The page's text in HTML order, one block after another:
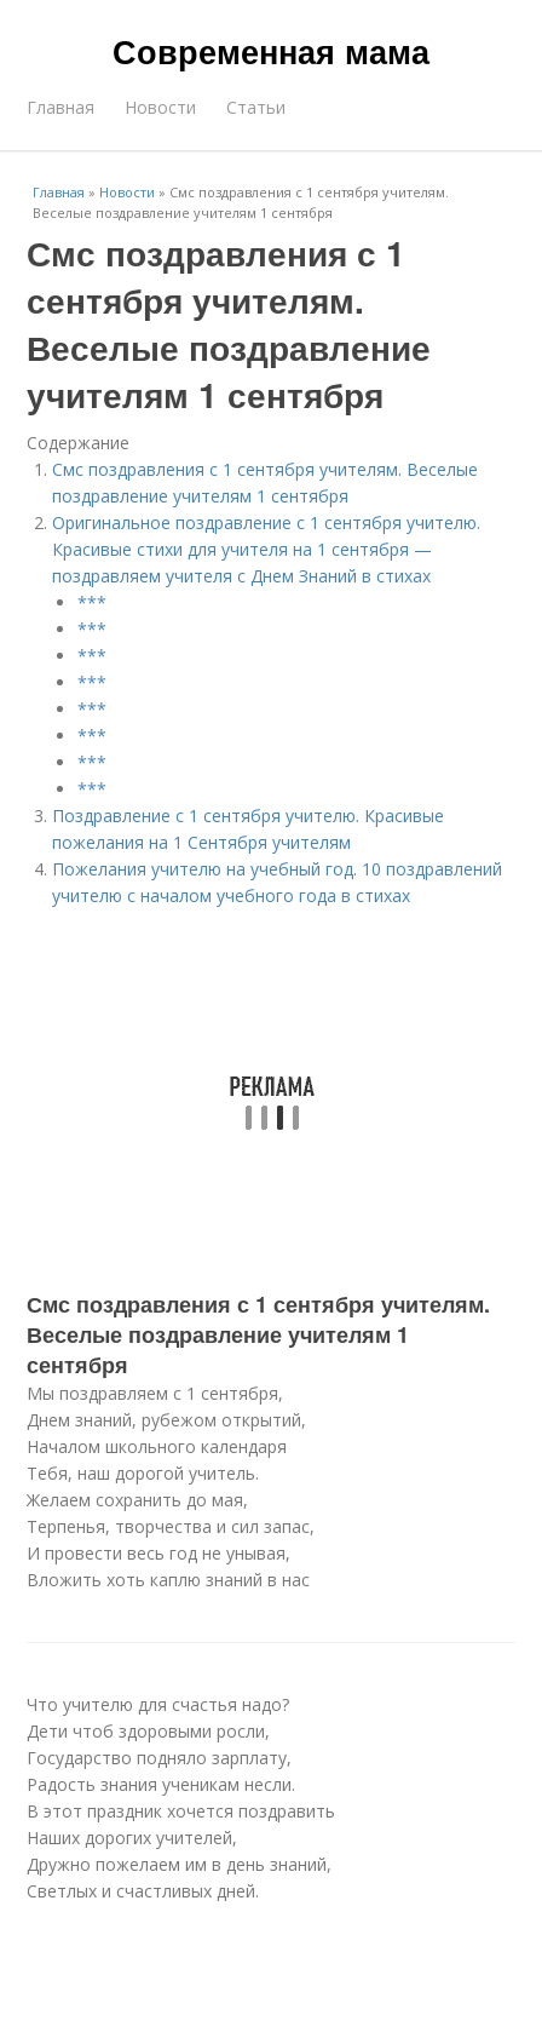
Современная мама
Главная Новости Статьи
Главная » Новости » Смс поздравления с 1 сентября учителям.
Веселые поздравление учителям 1 сентября
Смс поздравления с 1
сентября учителям.
Веселые поздравление
учителям 1 сентября
Содержание
Смс поздравления с 1 сентября учителям. Веселые
поздравление учителям 1 сентября
Оригинальное поздравление с 1 сентября учителю.
Красивые стихи для учителя на 1 сентября —
поздравляем учителя с Днем Знаний в стихах
***
***
***
***
***
***
***
***
Поздравление с 1 сентября учителю. Красивые
пожелания на 1 Сентября учителям
Пожелания учителю на учебный год. 10 поздравлений
учителю с началом учебного года в стихах
Смс поздравления с 1 сентября учителям.
Веселые поздравление учителям 1
сентября
Мы поздравляем с 1 сентября,
Днем знаний, рубежом открытий,
Началом школьного календаря
Тебя, наш дорогой учитель.
Желаем сохранить до мая,
Терпенья, творчества и сил запас,
И провести весь год не унывая,
Вложить хоть каплю знаний в нас
Что учителю для счастья надо?
Дети чтоб здоровыми росли,
Государство подняло зарплату,
Радость знания ученикам несли.
В этот праздник хочется поздравить
Наших дорогих учителей,
Дружно пожелаем им в день знаний,
Светлых и счастливых дней.